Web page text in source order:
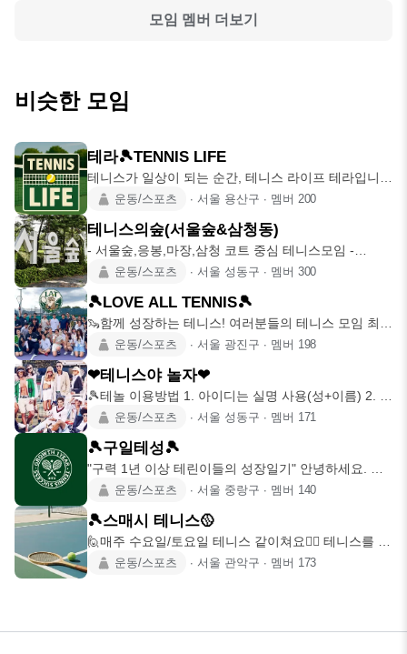
모임 멤버 더보기
비슷한 모임
테라🎾TENNIS LIFE
테니스가 일상이 되는 순간, 테니스 라이프 테라입니
다!🎾 ✅ 정모 평일
운동/스포츠 ∙ 서울 용산구 ∙ 멤버 200
테니스의숲(서울숲&삼청동)
- 서울숲,응봉,마장,삼청 코트 중심 테니스모임 -
1981.1.1~ 이
운동/스포츠 ∙ 서울 성동구 ∙ 멤버 300
🎾LOVE ALL TENNIS🎾
🦦함께 성장하는 테니스! 여러분들의 테니스 모임 최종
정착지🦦 🌲서울
운동/스포츠 ∙ 서울 광진구 ∙ 멤버 198
❤테니스야 놀자❤
🎾테놀 이용방법 1. 아이디는 실명 사용(성+이름) 2. 자
기소개 작성하
운동/스포츠 ∙ 서울 성동구 ∙ 멤버 171
🎾구일테성🎾
"구력 1년 이상 테린이들의 성장일기" 안녕하세요. 저
희 구일테성은
운동/스포츠 ∙ 서울 중랑구 ∙ 멤버 140
🎾스매시 테니스🥎
🙋매주 수요일/토요일 테니스 같이쳐요🙋‍♀️ 테니스를 치
고 싶은데 같이
운동/스포츠 ∙ 서울 관악구 ∙ 멤버 173